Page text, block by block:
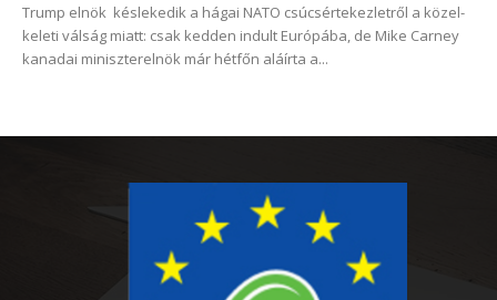
Trump elnök késlekedik a hágai NATO csúcsértekezletről a közel-
keleti válság miatt: csak kedden indult Európába, de Mike Carney
kanadai miniszterelnök már hétfőn aláírta a...